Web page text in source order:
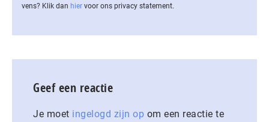
vens? Klik dan hier voor ons privacy statement.
Geef een reactie
Je moet ingelogd zijn op om een reactie te